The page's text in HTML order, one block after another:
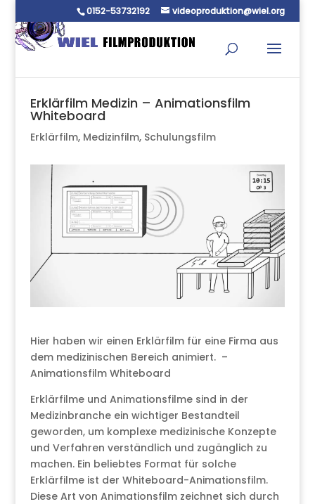
0152-53732192 videoproduktion@wiel.org
Erklärfilm Medizin – Animationsfilm
Whiteboard
Erklärfilm, Medizinfilm, Schulungsfilm
Hier haben wir einen Erklärfilm für eine Firma aus
dem medizinischen Bereich animiert. –
Animationsfilm Whiteboard
Erklärfilme und Animationsfilme sind in der
Medizinbranche ein wichtiger Bestandteil
geworden, um komplexe medizinische Konzepte
und Verfahren verständlich und zugänglich zu
machen. Ein beliebtes Format für solche
Erklärfilme ist der Whiteboard-Animationsfilm.
Diese Art von Animationsfilm zeichnet sich durch